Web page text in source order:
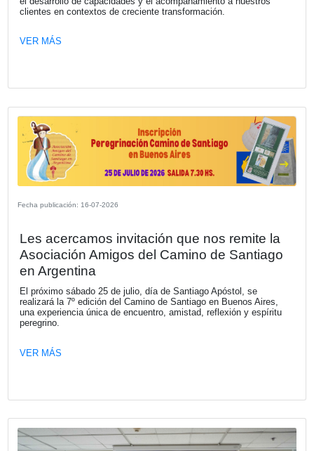
Fecha publicación: 23-07-2026
La Cámara Española de Comercio le
bienvenida a su nuevo socio
generación de oportunidades creada por Claudio